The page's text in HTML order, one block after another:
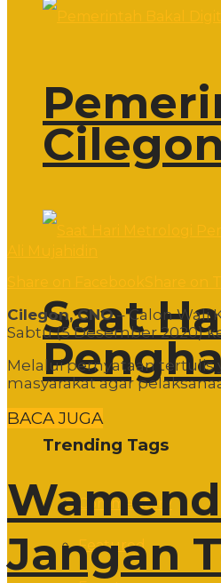
Cilegon
Saat
Trending Tags
Commentary
Featured
Cilegon, CNO– Calon Wali
Sabtu (5 Desember 2020)
Melalui pernyataan tertulis
masyarakat agar
BACA JUGA
Jangan